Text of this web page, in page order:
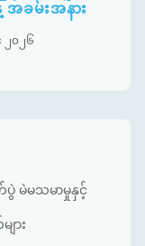
ေ့ အခမ်းအနား
၂၀၂၆
မဲမသမာမှုနှင့်
ား